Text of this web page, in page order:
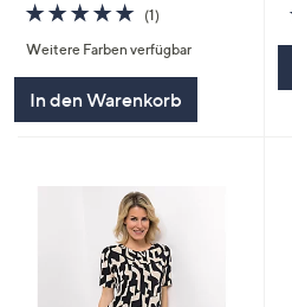
5.0
von
5
(1)1
Weitere Farben verfügbar
In den Warenkorb